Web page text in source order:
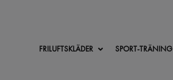
FRILUFTSKLÄDER SPORT-TRÄNING